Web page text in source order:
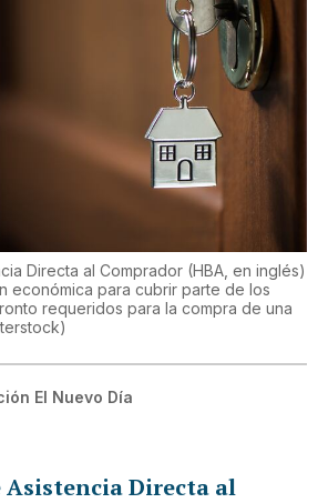
Directa al Comprador (HBA, en inglés)
económica para cubrir parte de los
requeridos para la compra de una
)
El Nuevo Día
Asistencia Directa al